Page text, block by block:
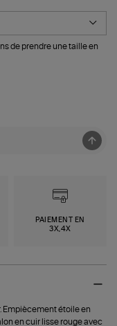
de prendre une taille en
PAIEMENT EN
3X,4X
Empiècement étoile en
en cuir lisse rouge avec